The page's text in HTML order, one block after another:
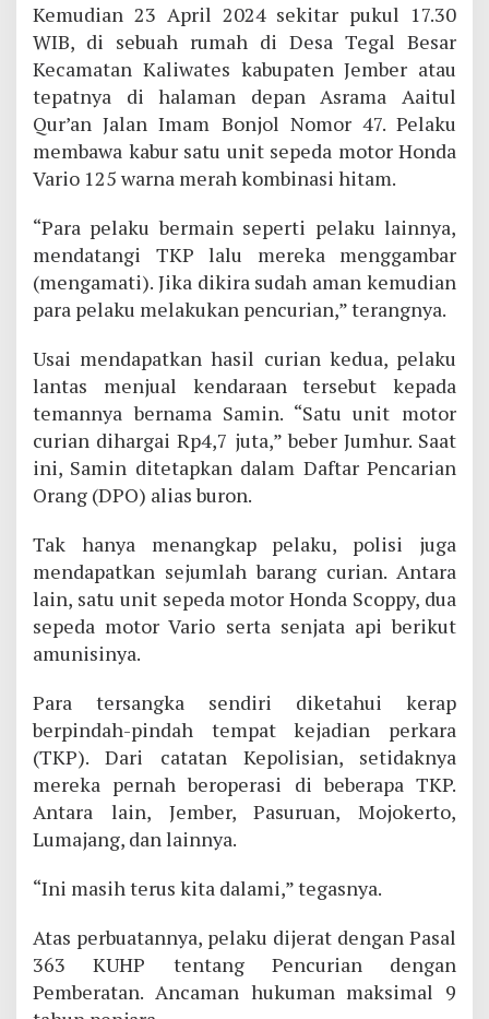
Kemudian 23 April 2024 sekitar pukul 17.30
WIB, di sebuah rumah di Desa Tegal Besar
Kecamatan Kaliwates kabupaten Jember atau
tepatnya di halaman depan Asrama Aaitul
Qur’an Jalan Imam Bonjol Nomor 47. Pelaku
membawa kabur satu unit sepeda motor Honda
Vario 125 warna merah kombinasi hitam.
“Para pelaku bermain seperti pelaku lainnya,
mendatangi TKP lalu mereka menggambar
(mengamati). Jika dikira sudah aman kemudian
para pelaku melakukan pencurian,” terangnya.
Usai mendapatkan hasil curian kedua, pelaku
lantas menjual kendaraan tersebut kepada
temannya bernama Samin. “Satu unit motor
curian dihargai Rp4,7 juta,” beber Jumhur. Saat
ini, Samin ditetapkan dalam Daftar Pencarian
Orang (DPO) alias buron.
Tak hanya menangkap pelaku, polisi juga
mendapatkan sejumlah barang curian. Antara
lain, satu unit sepeda motor Honda Scoppy, dua
sepeda motor Vario serta senjata api berikut
amunisinya.
Para tersangka sendiri diketahui kerap
berpindah-pindah tempat kejadian perkara
(TKP). Dari catatan Kepolisian, setidaknya
mereka pernah beroperasi di beberapa TKP.
Antara lain, Jember, Pasuruan, Mojokerto,
Lumajang, dan lainnya.
“Ini masih terus kita dalami,” tegasnya.
Atas perbuatannya, pelaku dijerat dengan Pasal
363 KUHP tentang Pencurian dengan
Pemberatan. Ancaman hukuman maksimal 9